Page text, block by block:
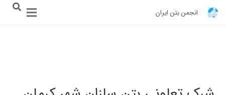
انجمن بتن ایران